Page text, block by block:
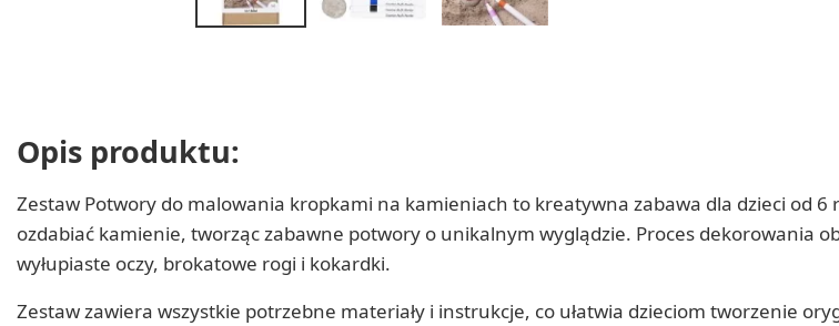
Opis produktu:
Zestaw Potwory do malowania kropkami na kamieniach to kreatywna zabawa dla dzieci od
ozdabiać kamienie, tworząc zabawne potwory o unikalnym wyglądzie. Proces dekorowania
wyłupiaste oczy, brokatowe rogi i kokardki.
Zestaw zawiera wszystkie potrzebne materiały i instrukcje, co ułatwia dzieciom tworzenie